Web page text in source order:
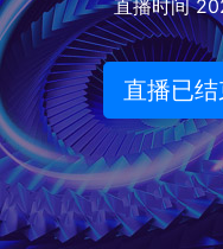
直播时间
直播已